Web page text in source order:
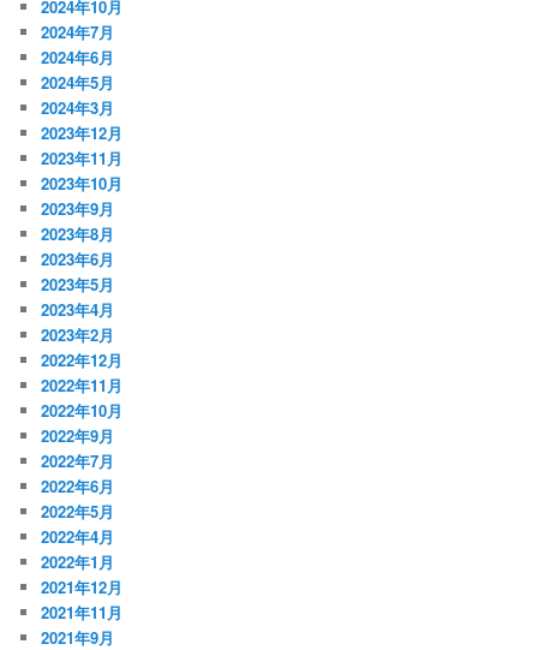
2024年10月
2024年7月
2024年6月
2024年5月
2024年3月
2023年12月
2023年11月
2023年10月
2023年9月
2023年8月
2023年6月
2023年5月
2023年4月
2023年2月
2022年12月
2022年11月
2022年10月
2022年9月
2022年7月
2022年6月
2022年5月
2022年4月
2022年1月
2021年12月
2021年11月
2021年9月